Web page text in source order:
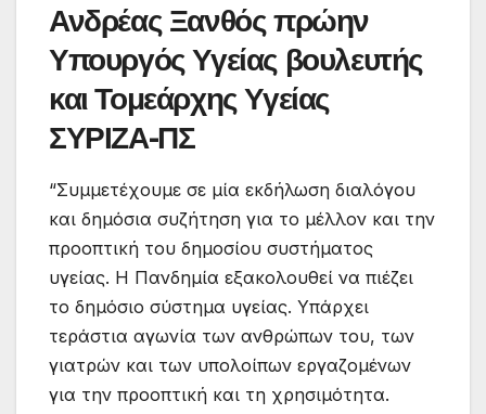
Ανδρέας Ξανθός πρώην
Υπουργός Υγείας βουλευτής
και Τομεάρχης Υγείας
ΣΥΡΙΖΑ-ΠΣ
“Συμμετέχουμε σε μία εκδήλωση διαλόγου
και δημόσια συζήτηση για το μέλλον και την
προοπτική του δημοσίου συστήματος
υγείας. Η Πανδημία εξακολουθεί να πιέζει
το δημόσιο σύστημα υγείας. Υπάρχει
τεράστια αγωνία των ανθρώπων του, των
γιατρών και των υπολοίπων εργαζομένων
για την προοπτική και τη χρησιμότητα.